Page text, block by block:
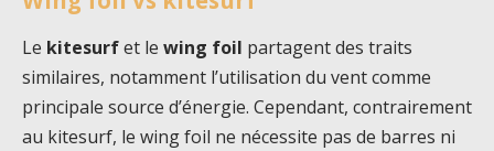
Le kitesurfet le wing foil partagent des traits
similaires, notamment l’utilisation du vent comme
principale source d’énergie. Cependant, contrairement
au kitesurf, le wing foil ne nécessite pas de barres ni